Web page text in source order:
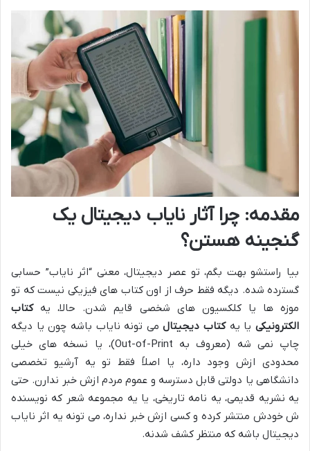
مقدمه: چرا آثار نایاب دیجیتال یک
گنجینه هستن؟
بیا راستشو بهت بگم، تو عصر دیجیتال، معنی “اثر نایاب” حسابی
گسترده شده. دیگه فقط حرف از اون کتاب های فیزیکی نیست که تو
موزه ها یا کلکسیون های شخصی قایم شدن. حالا، یهکتاب
الکترونیکییا یهکتاب دیجیتالمی تونه نایاب باشه چون یا دیگه
چاپ نمی شه (معروف به Out-of-Print)، یا نسخه های خیلی
محدودی ازش وجود داره، یا اصلاً فقط تو یه آرشیو تخصصی
دانشگاهی یا دولتی قابل دسترسه و عموم مردم ازش خبر ندارن. حتی
یه نشریه قدیمی، یه نامه تاریخی، یا یه مجموعه شعر که نویسنده
ش خودش منتشر کرده و کسی ازش خبر نداره، می تونه یه اثر نایاب
دیجیتال باشه که منتظر کشف شدنه.